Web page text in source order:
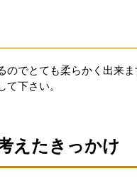
のでとても柔らかく出来
て下さい。
えたきっかけ